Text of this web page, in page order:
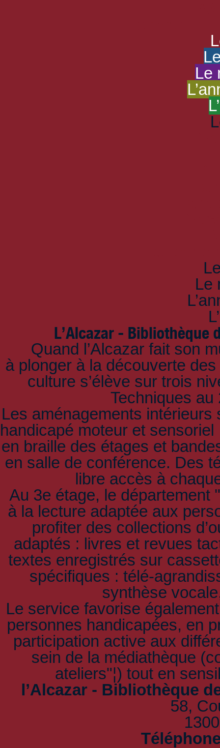
Le
Le
L’Alcazar - Bibliothèque
Quand l’Alcazar fait son
à plonger à la découverte
culture s’élève sur trois
Techniques
Les aménagements
handicapé moteur et
en braille des étages et
en salle de conférence. Des
libre accès à
Au 3e étage, le département "
à la lecture adaptée aux
profiter des collections
adaptés : livres et revues
textes enregistrés sur
spécifiques : télé-
synthèse
Le service favorise
personnes handicapées, en
participation active aux
sein de la médiathèque
ateliers"¦) tout en
l’Alcazar - Bibliothèque
58,